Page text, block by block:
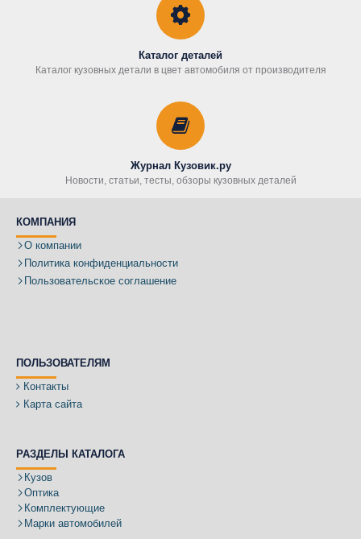
Каталог деталей
Каталог кузовных детали в цвет автомобиля от производителя
Журнал Кузовик.ру
Новости, статьи, тесты, обзоры кузовных деталей
КОМПАНИЯ
О компании
Политика конфиденциальности
Пользовательское соглашение
ПОЛЬЗОВАТЕЛЯМ
Контакты
Карта сайта
РАЗДЕЛЫ КАТАЛОГА
Кузов
Оптика
Комплектующие
Марки автомобилей